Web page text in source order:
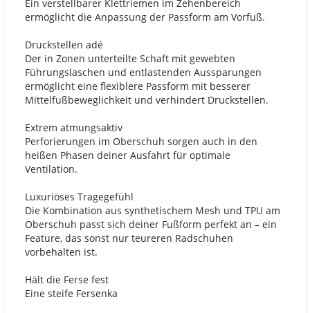
Ein verstellbarer Klettriemen im Zehenbereich
ermöglicht die Anpassung der Passform am Vorfuß.
Druckstellen adé
Der in Zonen unterteilte Schaft mit gewebten
Führungslaschen und entlastenden Aussparungen
ermöglicht eine flexiblere Passform mit besserer
Mittelfußbeweglichkeit und verhindert Druckstellen.
Extrem atmungsaktiv
Perforierungen im Oberschuh sorgen auch in den
heißen Phasen deiner Ausfahrt für optimale
Ventilation.
Luxuriöses Tragegefühl
Die Kombination aus synthetischem Mesh und TPU am
Oberschuh passt sich deiner Fußform perfekt an – ein
Feature, das sonst nur teureren Radschuhen
vorbehalten ist.
Hält die Ferse fest
Eine steife Fersenka